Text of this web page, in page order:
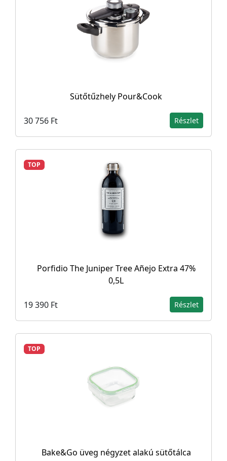
Sütőtűzhely Pour&Cook
30 756 Ft Részlet
TOP
Porfidio The Juniper Tree Añejo Extra 47%
0,5L
19 390 Ft Részlet
TOP
Bake&Go üveg négyzet alakú sütőtálca